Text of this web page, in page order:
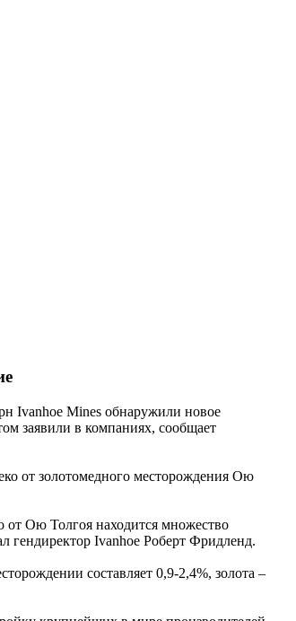
Ivanhoe Mines обнаружили новое
заявили в компаниях, сообщает
от золотомедного месторождения Ою
от Ою Толгоя находится множество
гендиректор Ivanhoe Роберт Фридленд.
составляет 0,9-2,4%, золота –